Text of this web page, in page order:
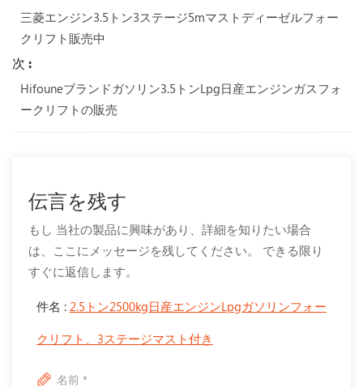
三菱エンジン3.5トン3ステージ5mマストディーゼルフォー
クリフト販売中
次 :
Hifouneブランドガソリン3.5トンLpg日産エンジンガスフォ
ークリフトの販売
伝言を残す
もし 当社の製品に興味があり、詳細を知りたい場合
は、ここにメッセージを残してください。 できる限り
すぐに返信します。
件名 : 2.5トン2500kg日産エンジンLpgガソリンフォー
クリフト、3ステージマスト付き